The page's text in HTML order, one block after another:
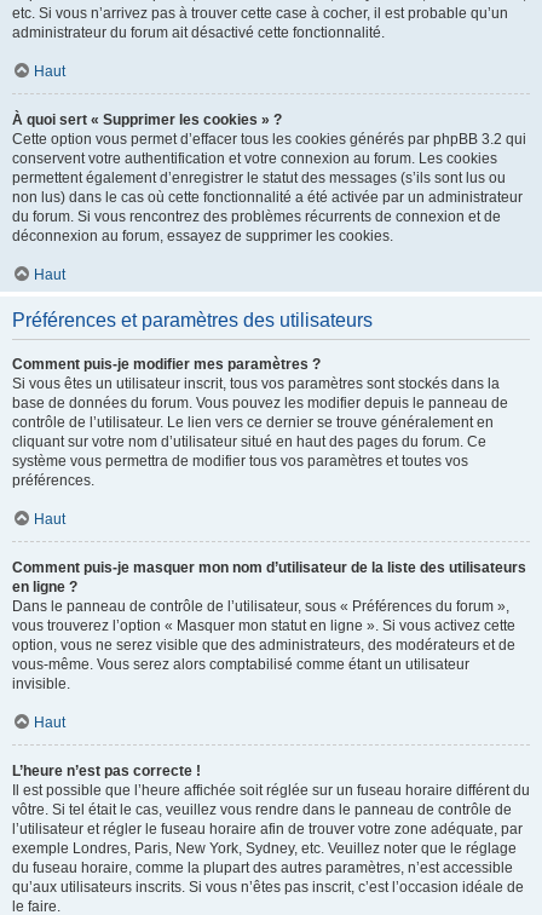
etc. Si vous n’arrivez pas à trouver cette case à cocher, il est probable qu’un
administrateur du forum ait désactivé cette fonctionnalité.
Haut
À quoi sert « Supprimer les cookies » ?
Cette option vous permet d’effacer tous les cookies générés par phpBB 3.2 qui
conservent votre authentification et votre connexion au forum. Les cookies
permettent également d’enregistrer le statut des messages (s’ils sont lus ou
non lus) dans le cas où cette fonctionnalité a été activée par un administrateur
du forum. Si vous rencontrez des problèmes récurrents de connexion et de
déconnexion au forum, essayez de supprimer les cookies.
Haut
Préférences et paramètres des utilisateurs
Comment puis-je modifier mes paramètres ?
Si vous êtes un utilisateur inscrit, tous vos paramètres sont stockés dans la
base de données du forum. Vous pouvez les modifier depuis le panneau de
contrôle de l’utilisateur. Le lien vers ce dernier se trouve généralement en
cliquant sur votre nom d’utilisateur situé en haut des pages du forum. Ce
système vous permettra de modifier tous vos paramètres et toutes vos
préférences.
Haut
Comment puis-je masquer mon nom d’utilisateur de la liste des utilisateurs
en ligne ?
Dans le panneau de contrôle de l’utilisateur, sous « Préférences du forum »,
vous trouverez l’option « Masquer mon statut en ligne ». Si vous activez cette
option, vous ne serez visible que des administrateurs, des modérateurs et de
vous-même. Vous serez alors comptabilisé comme étant un utilisateur
invisible.
Haut
L’heure n’est pas correcte !
Il est possible que l’heure affichée soit réglée sur un fuseau horaire différent du
vôtre. Si tel était le cas, veuillez vous rendre dans le panneau de contrôle de
l’utilisateur et régler le fuseau horaire afin de trouver votre zone adéquate, par
exemple Londres, Paris, New York, Sydney, etc. Veuillez noter que le réglage
du fuseau horaire, comme la plupart des autres paramètres, n’est accessible
qu’aux utilisateurs inscrits. Si vous n’êtes pas inscrit, c’est l’occasion idéale de
le faire.